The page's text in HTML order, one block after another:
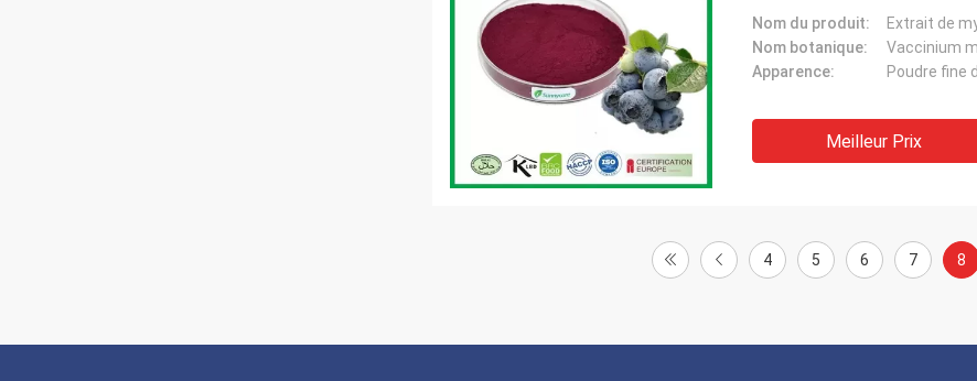
Nom du produit:
Extrait de
Nom botanique:
Vaccinium
Apparence:
Poudre fine
Meilleur Prix
4 5 6 7 8